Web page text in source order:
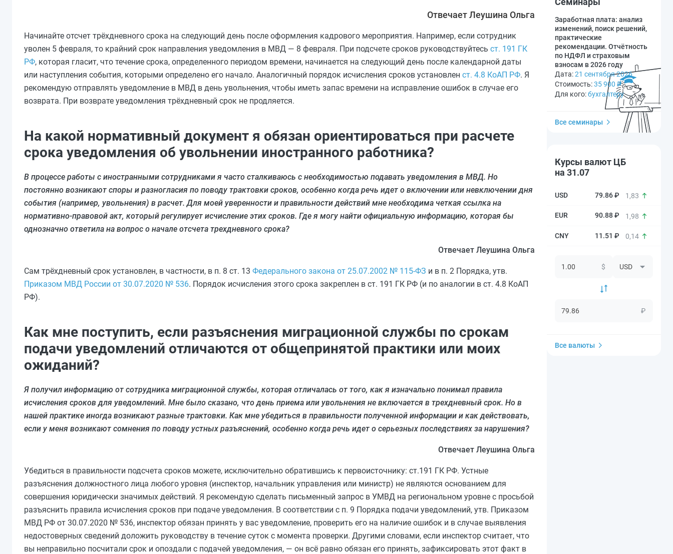
Отвечает Леушина Ольга
Начинайте отсчет трёхдневного срока на следующий день после оформления кадрового мероприятия. Например, если сотрудник
уволен 5 февраля, то крайний срок направления уведомления в МВД — 8 февраля. При подсчете сроков руководствуйтесь ст. 191 ГК
РФ, которая гласит, что течение срока, определенного периодом времени, начинается на следующий день после календарной даты
или наступления события, которыми определено его начало. Аналогичный порядок исчисления сроков установлен ст. 4.8 КоАП РФ. Я
рекомендую отправлять уведомление в МВД в день увольнения, чтобы иметь запас времени на исправление ошибок в случае его
возврата. При возврате уведомления трёхдневный срок не продляется.
На какой нормативный документ я обязан ориентироваться при расчете
срока уведомления об увольнении иностранного работника?
В процессе работы с иностранными сотрудниками я часто сталкиваюсь с необходимостью подавать уведомления в МВД. Но
постоянно возникают споры и разногласия по поводу трактовки сроков, особенно когда речь идет о включении или невключении дня
события (например, увольнения) в расчет. Для моей уверенности и правильности действий мне необходима четкая ссылка на
нормативно-правовой акт, который регулирует исчисление этих сроков. Где я могу найти официальную информацию, которая бы
однозначно ответила на вопрос о начале отсчета трехдневного срока?
Отвечает Леушина Ольга
Сам трёхдневный срок установлен, в частности, в п. 8 ст. 13 Федерального закона от 25.07.2002 № 115‑ФЗ и в п. 2 Порядка, утв.
Приказом МВД России от 30.07.2020 № 536. Порядок исчисления этого срока закреплен в ст. 191 ГК РФ (и по аналогии в ст. 4.8 КоАП
РФ).
Как мне поступить, если разъяснения миграционной службы по срокам
подачи уведомлений отличаются от общепринятой практики или моих
ожиданий?
Я получил информацию от сотрудника миграционной службы, которая отличалась от того, как я изначально понимал правила
исчисления сроков для уведомлений. Мне было сказано, что день приема или увольнения не включается в трехдневный срок. Но в
нашей практике иногда возникают разные трактовки. Как мне убедиться в правильности полученной информации и как действовать,
если у меня возникают сомнения по поводу устных разъяснений, особенно когда речь идет о серьезных последствиях за нарушения?
Отвечает Леушина Ольга
Убедиться в правильности подсчета сроков можете, исключительно обратившись к первоисточнику: ст.191 ГК РФ. Устные
разъяснения должностного лица любого уровня (инспектор, начальник управления или министр) не являются основанием для
совершения юридически значимых действий. Я рекомендую сделать письменный запрос в УМВД на региональном уровне с просьбой
разъяснить правила исчисления сроков при подаче уведомления. В соответствии с п. 9 Порядка подачи уведомлений, утв. Приказом
МВД РФ от 30.07.2020 № 536, инспектор обязан принять у вас уведомление, проверить его на наличие ошибок и в случае выявления
недостоверных сведений доложить руководству в течение суток с момента проверки. Другими словами, если инспектор считает, что
вы неправильно посчитали срок и опоздали с подачей уведомления, — он всё равно обязан его принять, зафиксировать этот факт в
Заработная плата: анализ
изменений, поиск решений,
практические
рекомендации. Отчётность
по НДФЛ и страховым
взносам в 2026 году
Дата:21 сентября 2026
Стоимость:35 900 ₽
Для кого:бухгалтеру
Все семинары
Курсы валют ЦБ
на 31.07
79.86 ₽ 1,83
90.88 ₽ 1,98
11.51 ₽ 0,14
$
₽
Все валюты